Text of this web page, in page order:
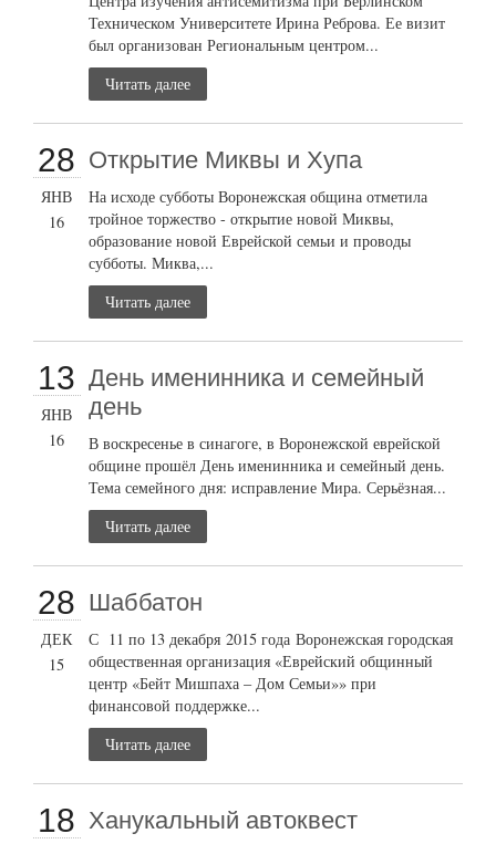
Техническом Университете Ирина Реброва. Ее визит
был организован Региональным центром...
Читать далее
28
ЯНВ
16
Открытие Миквы и Хупа
На исходе субботы Воронежская община отметила
тройное торжество - открытие новой Миквы,
образование новой Еврейской семьи и проводы
субботы. Миква,...
Читать далее
13
ЯНВ
16
День именинника и семейный
день
В воскресенье в синагоге, в Воронежской еврейской
общине прошёл День именинника и семейный день.
Тема семейного дня: исправление Мира. Серьёзная...
Читать далее
28
ДЕК
15
Шаббатон
С 11 по 13 декабря 2015 года Воронежская городская
общественная организация «Еврейский общинный
центр «Бейт Мишпаха – Дом Семьи»» при
финансовой поддержке...
Читать далее
18 Ханукальный автоквест